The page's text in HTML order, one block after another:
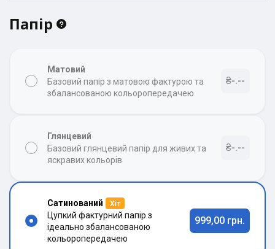
Папір
Матовий
Базовий папір з матовою фактурою та
збалансованою кольоропередачею
₴-.--
Глянцевий
Базовий глянцевий папір для живих та
яскравих кольорів
₴-.--
Сатинований Хіт
Цупкий фактурний папір з
ідеально збалансованою
кольоропередачею
999,00 грн.